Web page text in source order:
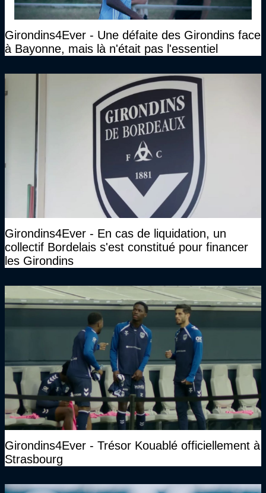
Girondins4Ever - Une défaite des Girondins face
à Bayonne, mais là n'était pas l'essentiel
Girondins4Ever - En cas de liquidation, un
collectif Bordelais s'est constitué pour financer
les Girondins
Girondins4Ever - Trésor Kouablé officiellement à
Strasbourg